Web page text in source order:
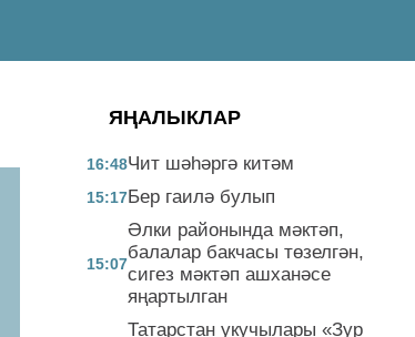
ЯҢАЛЫКЛАР
16:48Чит шәһәргә китәм
15:17Бер гаилә булып
15:07
Әлки районында мәктәп,
балалар бакчасы төзелгән,
сигез мәктәп ашханәсе
яңартылган
Татарстан укучылары «Зур